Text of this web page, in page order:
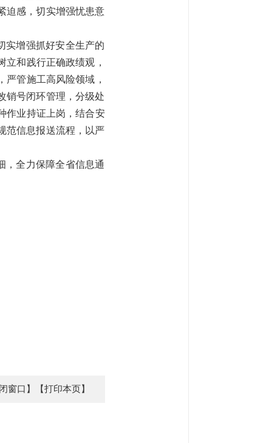
迫感，切实增强忧患意
实增强抓好安全生产的
立和践行正确政绩观，
管施工高风险领域，
销号闭环管理，分级处
作业持证上岗，结合安
范信息报送流程，以严
，全力保障全省信息通
窗口】 【打印本页】